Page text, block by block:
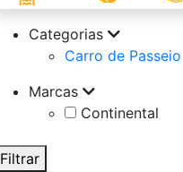
Categorias
Carro de Passeio
Marcas
Continental
Filtrar